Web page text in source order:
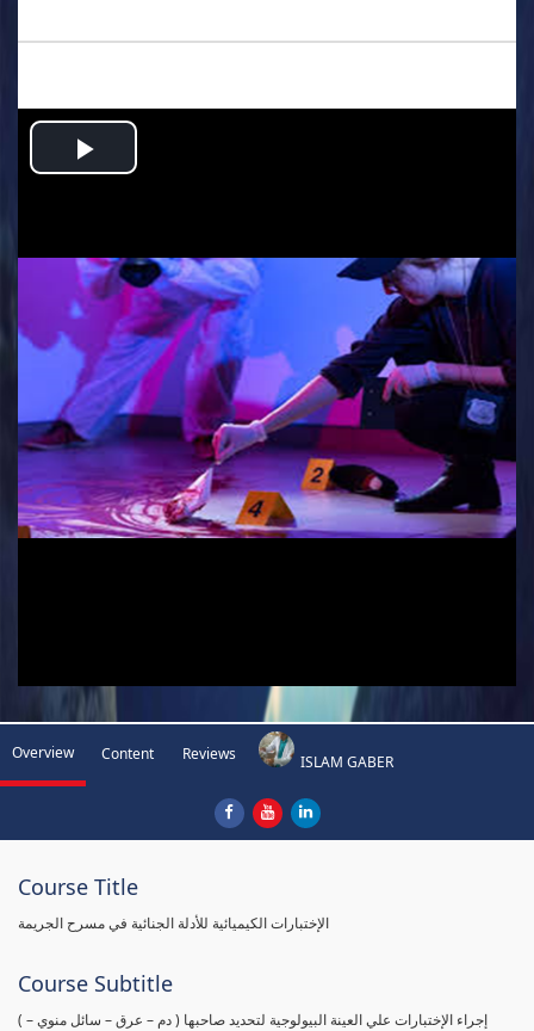
Play
Overview Content Reviews ISLAM GABER
Course Title
الإختبارات الكيميائية للأدلة الجنائية في مسرح الجريمة
Course Subtitle
( إجراء الإختبارات علي العينة البيولوجية لتحديد صاحبها ( دم – عرق – سائل منوي –